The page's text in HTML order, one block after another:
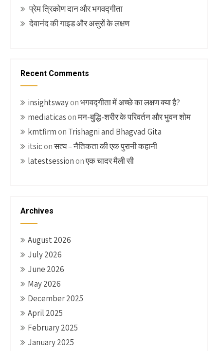
प्रेम त्रिकोण दान और भगवद्गीता
देवानंद की गाइड और असुरों के लक्षण
Recent Comments
insightswayonभगवद्गीता में अच्छे का लक्षण क्या है?
mediaticasonमन-बुद्धि-शरीर के परिवर्तन और भुवन शोम
kmtfirmon Trishagni and Bhagvad Gita
itsiconसत्य – नैतिकता की एक पुरानी कहानी
latestsessiononएक चादर मैली सी
Archives
August 2026
July 2026
June 2026
May 2026
December 2025
April 2025
February 2025
January 2025